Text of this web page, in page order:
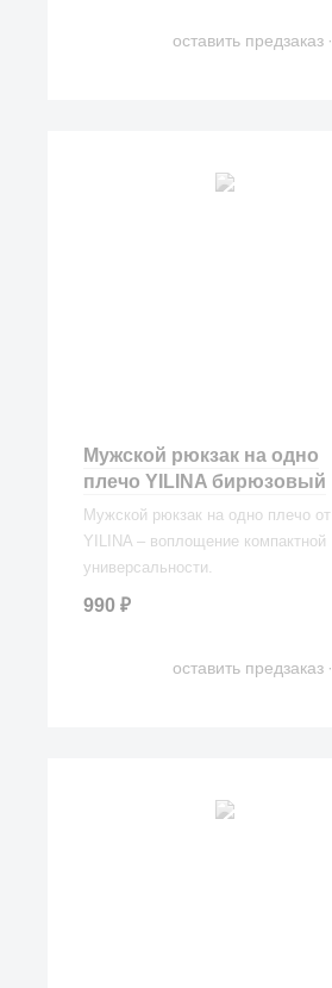
оставить предзаказ
Мужской рюкзак на одно
плечо YILINA бирюзовый
Мужской рюкзак на одно плечо от
YILINA – воплощение компактной
универсальности.
990₽
оставить предзаказ